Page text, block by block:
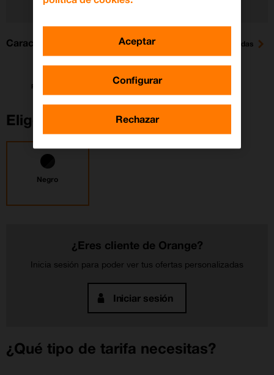
Características Ver todas
Pantalla 65" Bluetooth
Elige tu color
Negro
¿Eres cliente de Orange?
Inicia sesión para poder ver tus ofertas personalizadas
Iniciar sesión
¿Qué tipo de tarifa necesitas?
Configurar
Rechazar
Aceptar